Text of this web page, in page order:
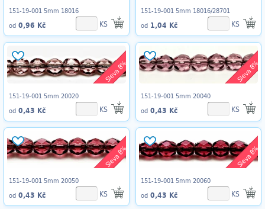
151-19-001 5mm 18016
od 0,96 Kč KS
151-19-001 5mm 18016/28701
od 1,04 Kč KS
Sleva 8%
151-19-001 5mm 20020
od 0,43 Kč KS
Sleva 8%
151-19-001 5mm 20040
od 0,43 Kč KS
Sleva 8%
151-19-001 5mm 20050
od 0,43 Kč KS
Sleva 8%
151-19-001 5mm 20060
od 0,43 Kč KS